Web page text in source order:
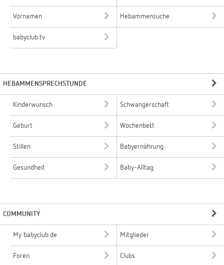
Vornamen Hebammensuche
babyclub.tv
HEBAMMENSPRECHSTUNDE
Kinderwunsch Schwangerschaft
Geburt Wochenbett
Stillen Babyernährung
Gesundheit Baby-Alltag
COMMUNITY
My babyclub.de Mitglieder
Foren Clubs